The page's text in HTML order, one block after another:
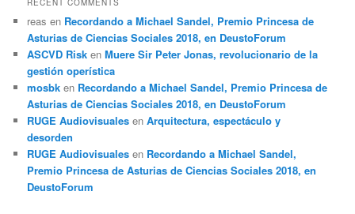
RECENT COMMENTS
reas en Recordando a Michael Sandel, Premio Princesa de
Asturias de Ciencias Sociales 2018, en DeustoForum
ASCVD Risk enMuere Sir Peter Jonas, revolucionario de la
gestión operística
mosbk en Recordando a Michael Sandel, Premio Princesa de
Asturias de Ciencias Sociales 2018, en DeustoForum
RUGE Audiovisuales enArquitectura, espectáculo y
desorden
RUGE Audiovisuales en Recordando a Michael Sandel,
Premio Princesa de Asturias de Ciencias Sociales 2018, en
DeustoForum